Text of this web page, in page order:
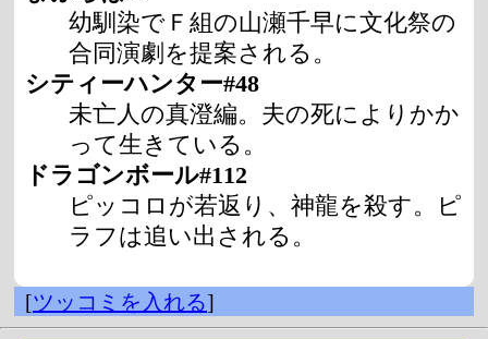
幼馴染でＦ組の山瀬千早に文化祭の
合同演劇を提案される。
シティーハンター#48
未亡人の真澄編。夫の死によりかか
って生きている。
ドラゴンボール#112
ピッコロが若返り、神龍を殺す。ピ
ラフは追い出される。
[ツッコミを入れる]